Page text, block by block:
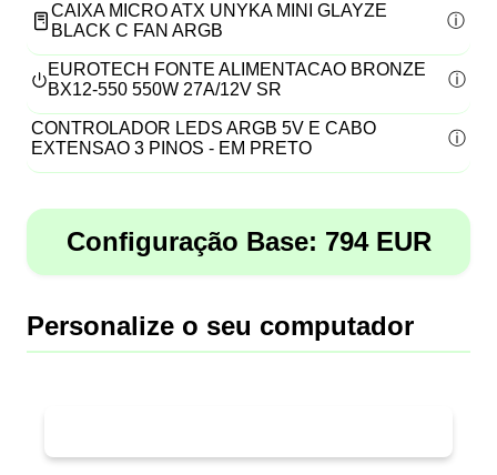
CAIXA MICRO ATX UNYKA MINI GLAYZE
BLACK C FAN ARGB
EUROTECH FONTE ALIMENTACAO BRONZE
BX12-550 550W 27A/12V SR
CONTROLADOR LEDS ARGB 5V E CABO
EXTENSAO 3 PINOS - EM PRETO
Configuração Base: 794 EUR
Personalize o seu computador